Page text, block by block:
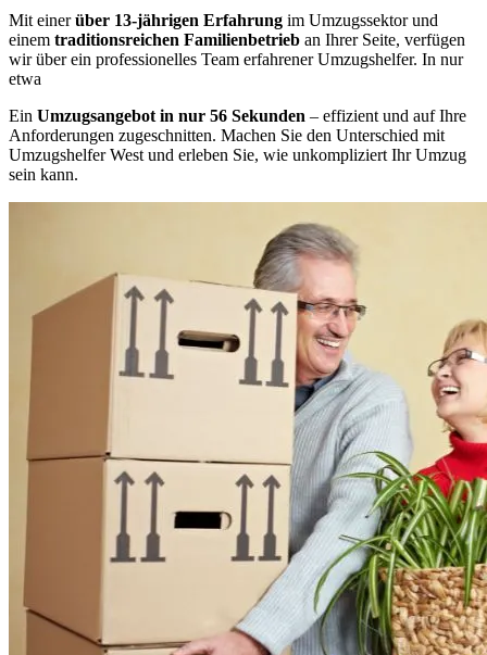
Mit einerüber 13-jährigen Erfahrung im Umzugssektor und
einem traditionsreichen Familienbetrieb an Ihrer Seite, verfügen
wir über ein professionelles Team erfahrener Umzugshelfer. In nur
etwa
Ein Umzugsangebot in nur 56 Sekunden – effizient und auf Ihre
Anforderungen zugeschnitten. Machen Sie den Unterschied mit
Umzugshelfer West und erleben Sie, wie unkompliziert Ihr Umzug
sein kann.